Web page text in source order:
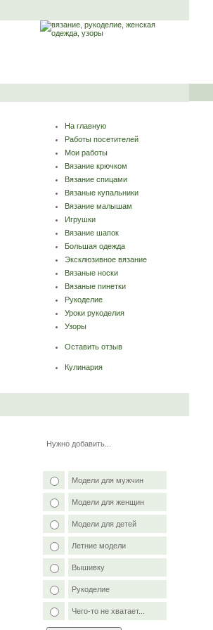
На главную
Работы посетителей
Мои работы
Вязание крючком
Вязание спицами
Вязаные купальники
Вязание малышам
Игрушки
Вязание шапок
Большая одежда
Эксклюзивное вязание
Вязаные носки
Вязаные пинетки
Рукоделие
Уроки рукоделия
Узоры
Оставить отзыв
Кулинария
Нужно добавить...
Модели для мужчин
Модели для женщин
Модели для детей
Летние модели
Вышивку
Рукоделие
Чего-то не хватает...